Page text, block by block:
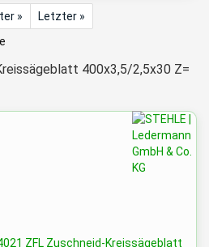
»
Letzter »
400x3,5/2,5x30 Z=